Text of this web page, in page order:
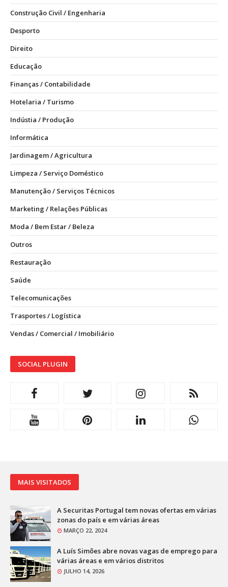
Construção Civil / Engenharia
Desporto
Direito
Educação
Finanças / Contabilidade
Hotelaria / Turismo
Indústia / Produção
Informática
Jardinagem / Agricultura
Limpeza / Serviço Doméstico
Manutenção / Serviços Técnicos
Marketing / Relações Públicas
Moda / Bem Estar / Beleza
Outros
Restauração
Saúde
Telecomunicações
Trasportes / Logística
Vendas / Comercial / Imobiliário
SOCIAL PLUGIN
MAIS VISITADOS
A Securitas Portugal tem novas ofertas em várias
zonas do país e em várias áreas
MARÇO 22, 2024
A Luís Simões abre novas vagas de emprego para
várias áreas e em vários distritos
JULHO 14, 2026